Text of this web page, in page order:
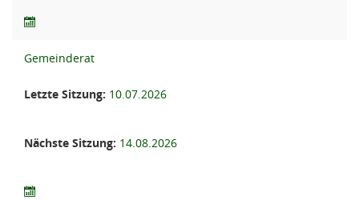
Gemeinderat
Letzte Sitzung: 10.07.2026
Nächste Sitzung: 14.08.2026